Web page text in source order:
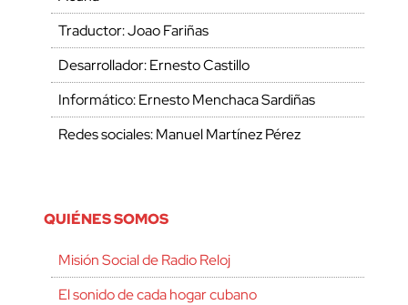
Traductor: Joao Fariñas
Desarrollador: Ernesto Castillo
Informático: Ernesto Menchaca Sardiñas
Redes sociales: Manuel Martínez Pérez
QUIÉNES SOMOS
Misión Social de Radio Reloj
El sonido de cada hogar cubano